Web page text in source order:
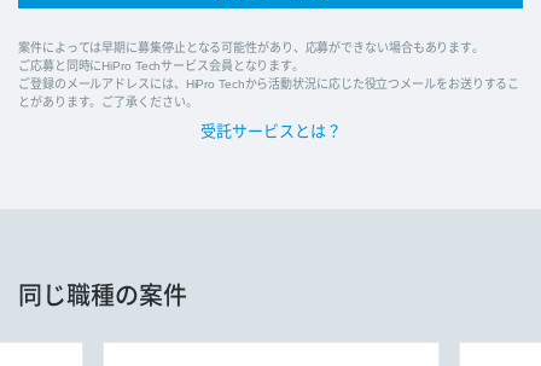
案件によっては早期に募集停止となる可能性があり、応募ができない場合もあります。
ご応募と同時にHiPro Techサービス会員となります。
ご登録のメールアドレスには、HiPro Techから活動状況に応じた役立つメールをお送りするこ
とがあります。ご了承ください。
受託サービスとは？
同じ職種の案件